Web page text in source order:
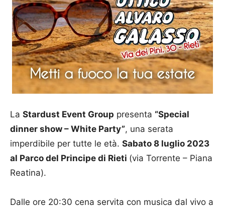
La Stardust Event Group presenta “Special
dinner show – White Party”, una serata
imperdibile per tutte le età. Sabato 8 luglio 2023
al Parco del Principe di Rieti (via Torrente – Piana
Reatina).
Dalle ore 20:30 cena servita con musica dal vivo a